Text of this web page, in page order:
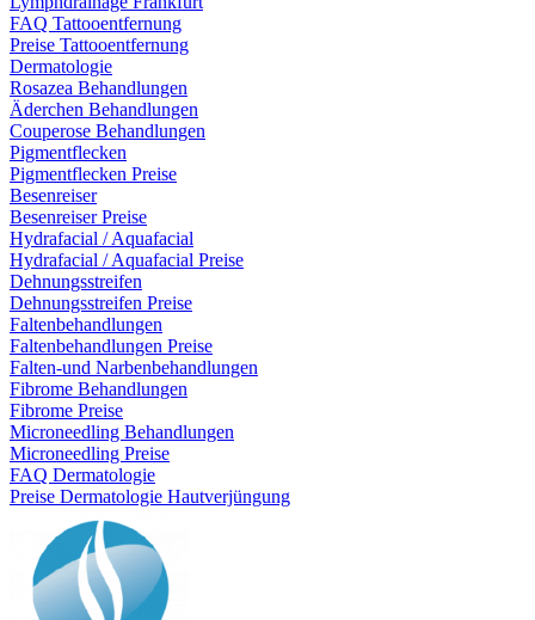
FAQ Tattooentfernung
Preise Tattooentfernung
Dermatologie
Rosazea Behandlungen
Äderchen Behandlungen
Couperose Behandlungen
Pigmentflecken
Pigmentflecken Preise
Besenreiser
Besenreiser Preise
Hydrafacial / Aquafacial
Hydrafacial / Aquafacial Preise
Dehnungsstreifen
Dehnungsstreifen Preise
Faltenbehandlungen
Faltenbehandlungen Preise
Falten-und Narbenbehandlungen
Fibrome Behandlungen
Fibrome Preise
Microneedling Behandlungen
Microneedling Preise
FAQ Dermatologie
Preise Dermatologie Hautverjüngung